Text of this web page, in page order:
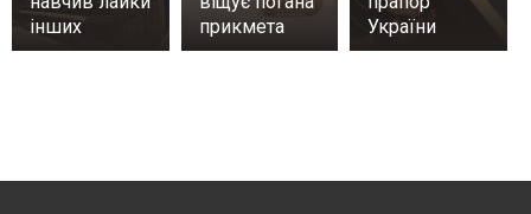
інших
прикмета
України